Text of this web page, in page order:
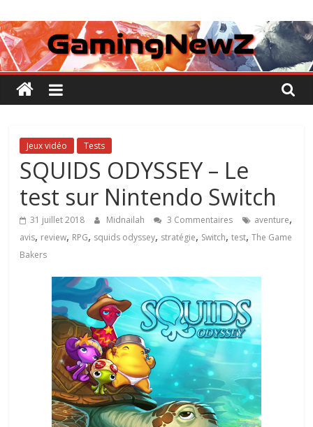
au
contenu
GamingNewZ
Tests
et
Actu
des
vidéo
Jeux vidéo Tests
SQUIDS ODYSSEY – Le
test sur Nintendo Switch
31 juillet 2018 Midnailah 3 Commentaires aventure,
avis, review, RPG, squids odyssey, stratégie, Switch,test,The Game
Bakers